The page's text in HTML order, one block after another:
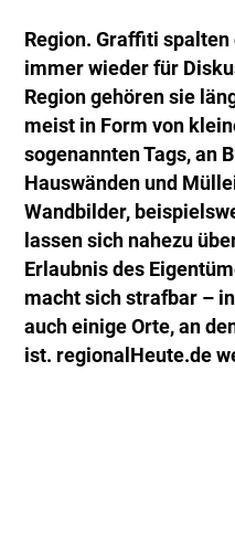
Region. Graffiti
immer wieder für
Region gehören sie
meist in Form von
sogenannten Tags, an
Hauswänden und
Wandbilder,
lassen sich nahezu
Erlaubnis des
macht sich strafbar –
auch einige Orte, an
ist. regionalHeute.de